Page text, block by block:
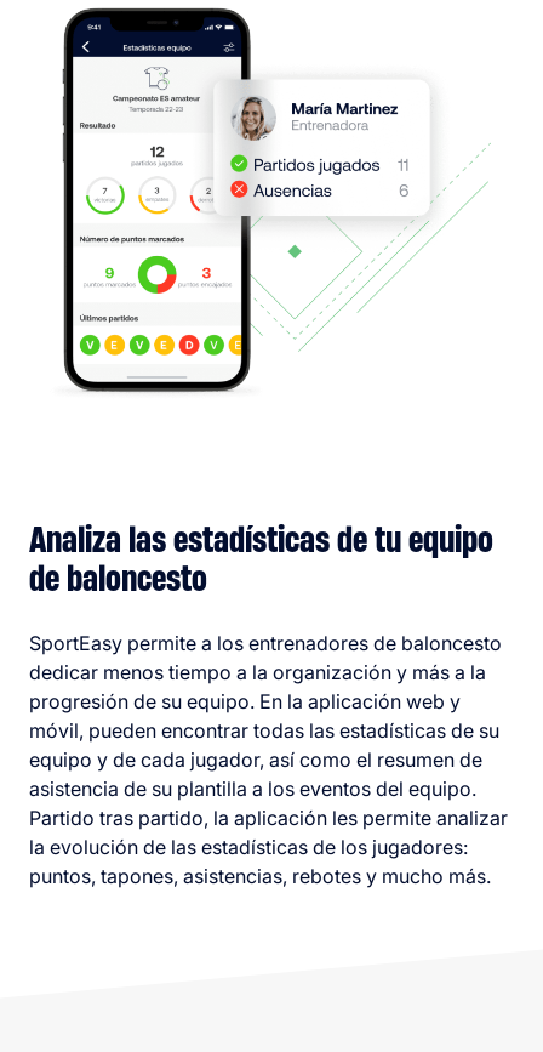
Analiza las estadísticas de tu equipo
de baloncesto
SportEasy permite a los entrenadores de baloncesto
dedicar menos tiempo a la organización y más a la
progresión de su equipo. En la aplicación web y
móvil, pueden encontrar todas las estadísticas de su
equipo y de cada jugador, así como el resumen de
asistencia de su plantilla a los eventos del equipo.
Partido tras partido, la aplicación les permite analizar
la evolución de las estadísticas de los jugadores:
puntos, tapones, asistencias, rebotes y mucho más.